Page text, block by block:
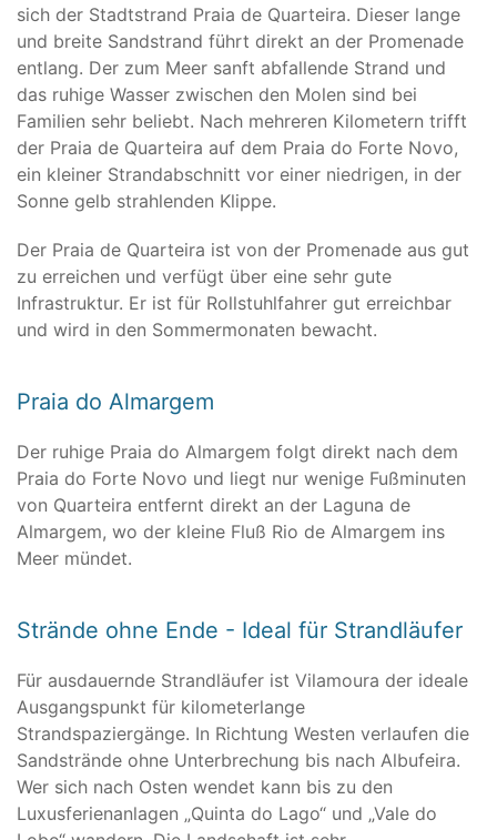
sich der Stadtstrand Praia de Quarteira. Dieser lange
und breite Sandstrand führt direkt an der Promenade
entlang. Der zum Meer sanft abfallende Strand und
das ruhige Wasser zwischen den Molen sind bei
Familien sehr beliebt. Nach mehreren Kilometern trifft
der Praia de Quarteira auf dem Praia do Forte Novo,
ein kleiner Strandabschnitt vor einer niedrigen, in der
Sonne gelb strahlenden Klippe.
Der Praia de Quarteira ist von der Promenade aus gut
zu erreichen und verfügt über eine sehr gute
Infrastruktur. Er ist für Rollstuhlfahrer gut erreichbar
und wird in den Sommermonaten bewacht.
Praia do Almargem
Der ruhige Praia do Almargem folgt direkt nach dem
Praia do Forte Novo und liegt nur wenige Fußminuten
von Quarteira entfernt direkt an der Laguna de
Almargem, wo der kleine Fluß Rio de Almargem ins
Meer mündet.
Strände ohne Ende - Ideal für Strandläufer
Für ausdauernde Strandläufer ist Vilamoura der ideale
Ausgangspunkt für kilometerlange
Strandspaziergänge. In Richtung Westen verlaufen die
Sandstrände ohne Unterbrechung bis nach Albufeira.
Wer sich nach Osten wendet kann bis zu den
Luxusferienanlagen „Quinta do Lago“ und „Vale do